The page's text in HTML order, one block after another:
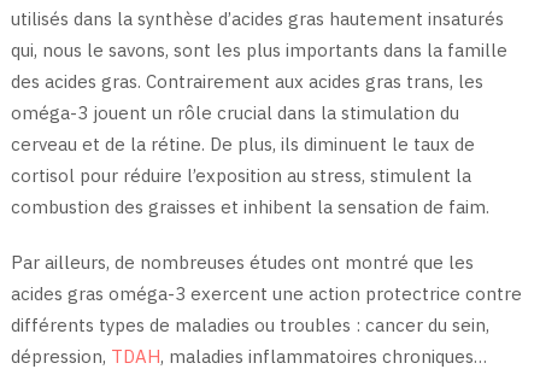
utilisés dans la synthèse d’acides gras hautement insaturés
qui, nous le savons, sont les plus importants dans la famille
des acides gras. Contrairement aux acides gras trans, les
oméga-3 jouent un rôle crucial dans la stimulation du
cerveau et de la rétine. De plus, ils diminuent le taux de
cortisol pour réduire l’exposition au stress, stimulent la
combustion des graisses et inhibent la sensation de faim.
Par ailleurs, de nombreuses études ont montré que les
acides gras oméga-3 exercent une action protectrice contre
différents types de maladies ou troubles : cancer du sein,
dépression, TDAH, maladies inflammatoires chroniques…